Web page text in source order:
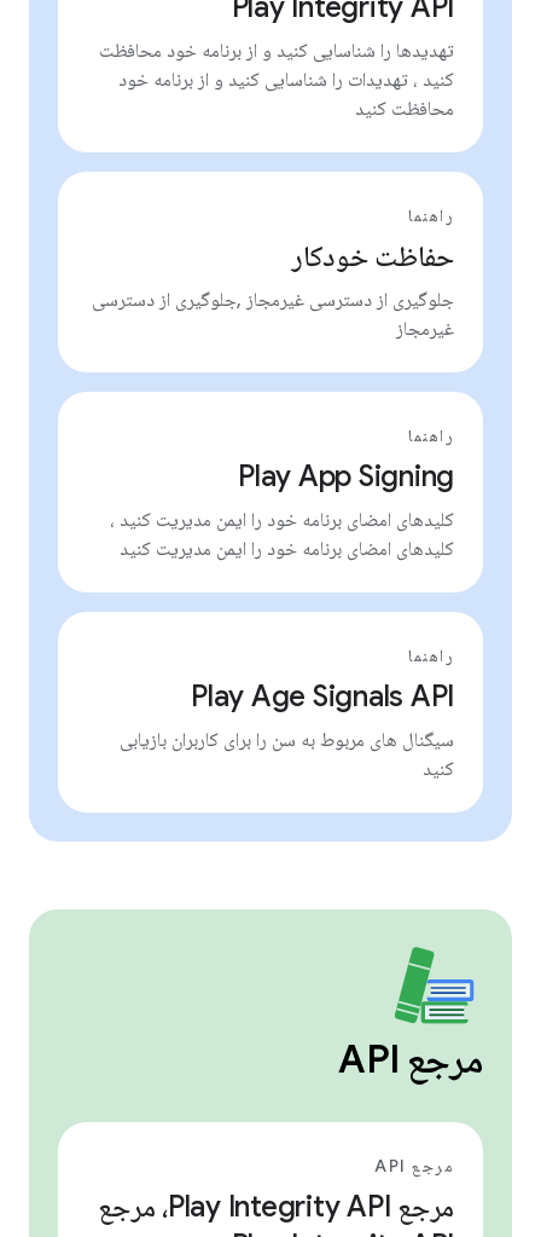
Play Integrity API
تهدیدها را شناسایی کنید و از برنامه خود محافظت
کنید ، تهدیدات را شناسایی کنید و از برنامه خود
محافظت کنید
راهنما
حفاظت خودکار
جلوگیری از دسترسی غیرمجاز ,جلوگیری از دسترسی
غیرمجاز
راهنما
Play App Signing
کلیدهای امضای برنامه خود را ایمن مدیریت کنید ،
کلیدهای امضای برنامه خود را ایمن مدیریت کنید
راهنما
Play Age Signals API
سیگنال های مربوط به سن را برای کاربران بازیابی
کنید
مرجع API
مرجع API
مرجع Play Integrity API، مرجع